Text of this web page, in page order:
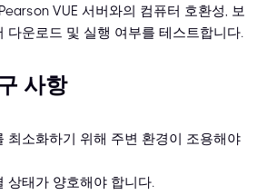
VUE 서버와의 컴퓨터 호환성, 보
다운로드 및 실행 여부를 테스트합니다.
사항
최소화하기 위해 주변 환경이 조용해야
상태가 양호해야 합니다.